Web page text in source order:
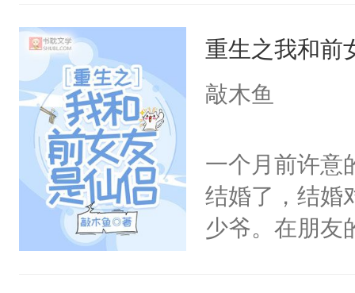
的恋爱脑。丹
爱。”仙帝沉
一气之下将
终的选择。2.
家族限制，直
命运的齿轮
重生之我和前
敲木鱼
一个月前许意
结婚了，结婚
少爷。在朋友